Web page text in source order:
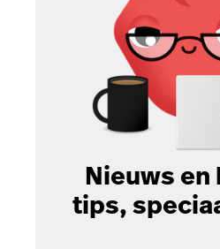
Nieuws en
tips,